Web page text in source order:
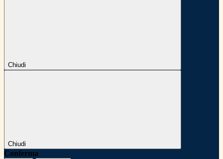
Chiudi
Chiudi
Conferma